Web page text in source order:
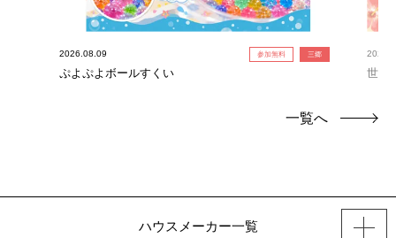
2026.08.09 参加無料 三郷
ぷよぷよボールすくい 世界
一覧へ
ハウスメーカー一覧